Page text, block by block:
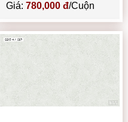
Giá: 780,000 đ/Cuộn